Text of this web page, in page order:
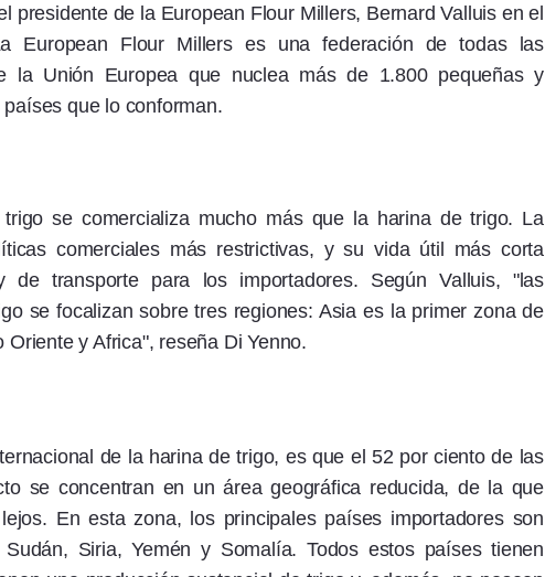
presidente de la European Flour Millers, Bernard Valluis en el
European Flour Millers es una federación de todas las
la Unión Europea que nuclea más de 1.800 pequeñas y
que lo conforman.
se comercializa mucho más que la harina de trigo. La
comerciales más restrictivas, y su vida útil más corta
de transporte para los importadores. Según Valluis, "las
se focalizan sobre tres regiones: Asia es la primer zona de
y Africa", reseña Di Yenno.
de la harina de trigo, es que el 52 por ciento de las
se concentran en un área geográfica reducida, de la que
En esta zona, los principales países importadores son
Siria, Yemén y Somalía. Todos estos países tienen